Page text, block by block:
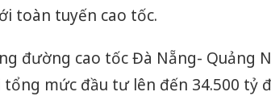
toàn tuyến cao tốc.
đường cao tốc Đà Nẵng- Quảng
mức đầu tư lên đến 34.500 tỷ